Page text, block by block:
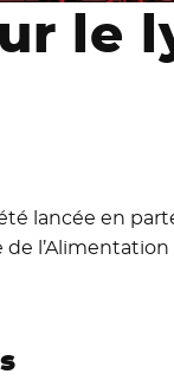
le
lancée en
l’Alimentation